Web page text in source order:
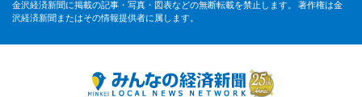
金沢経済新聞に掲載の記事・写真・図表などの無断転載を禁止します。 著作権は金
沢経済新聞またはその情報提供者に属します。